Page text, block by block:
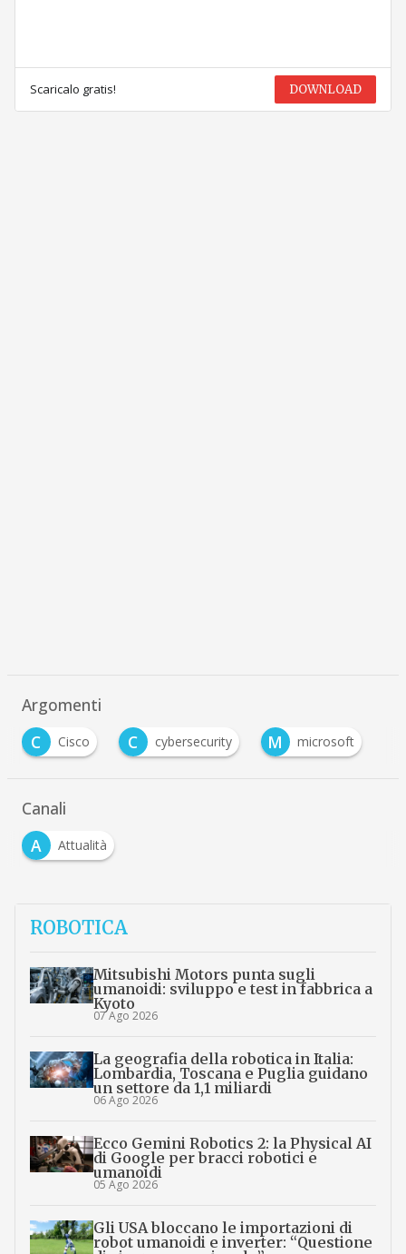
Scaricalo gratis! DOWNLOAD
Argomenti
C
Cisco C cybersecurity M microsoft
Canali
A
Attualità
ROBOTICA
Mitsubishi Motors punta sugli
umanoidi: sviluppo e test in fabbrica a
Kyoto
07 Ago 2026
La geografia della robotica in Italia:
Lombardia, Toscana e Puglia guidano
un settore da 1,1 miliardi
06 Ago 2026
Ecco Gemini Robotics 2: la Physical AI
di Google per bracci robotici e
umanoidi
05 Ago 2026
Gli USA bloccano le importazioni di
robot umanoidi e inverter: “Questione